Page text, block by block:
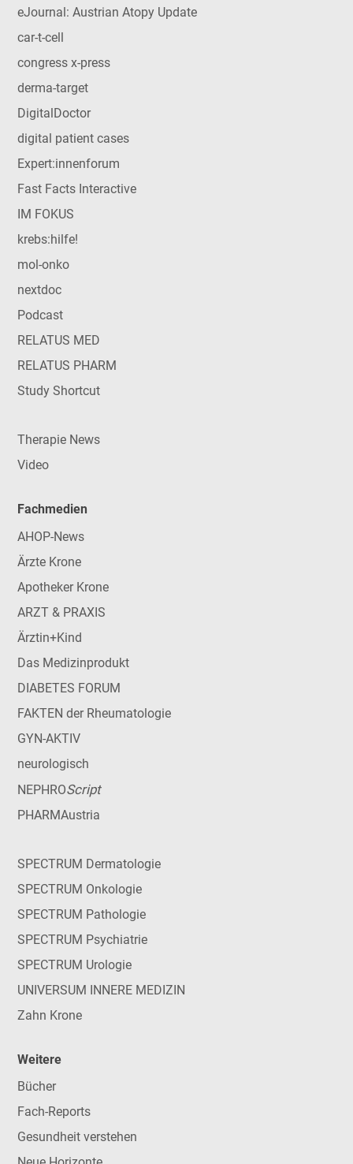
eJournal: Austrian Atopy Update
car-t-cell
congress x-press
derma-target
DigitalDoctor
digital patient cases
Expert:innenforum
Fast Facts Interactive
IM FOKUS
krebs:hilfe!
mol-onko
nextdoc
Podcast
RELATUS MED
RELATUS PHARM
Study Shortcut
Therapie News
Video
Fachmedien
AHOP-News
Ärzte Krone
Apotheker Krone
ARZT & PRAXIS
Ärztin+Kind
Das Medizinprodukt
DIABETES FORUM
FAKTEN der Rheumatologie
GYN-AKTIV
neurologisch
NEPHROScript
PHARMAustria
SPECTRUM Dermatologie
SPECTRUM Onkologie
SPECTRUM Pathologie
SPECTRUM Psychiatrie
SPECTRUM Urologie
UNIVERSUM INNERE MEDIZIN
Zahn Krone
Weitere
Bücher
Fach-Reports
Gesundheit verstehen